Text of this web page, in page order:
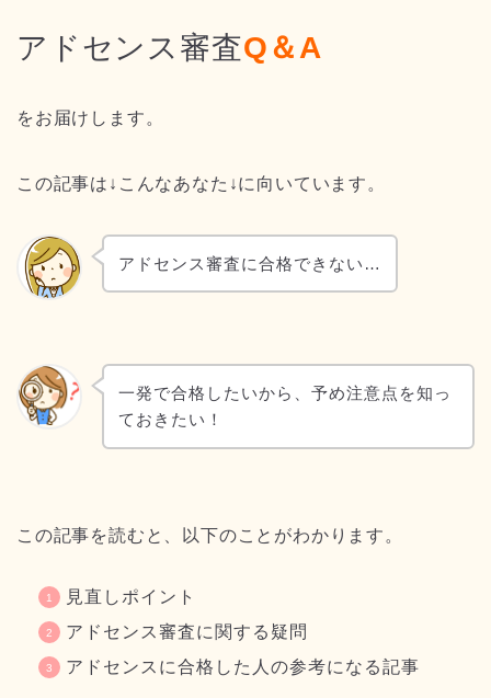
アドセンス審査Q＆A
をお届けします。
この記事は↓こんなあなた↓に向いています。
アドセンス審査に合格できない…
一発で合格したいから、予め注意点を知っ
ておきたい！
この記事を読むと、以下のことがわかります。
見直しポイント
アドセンス審査に関する疑問
アドセンスに合格した人の参考になる記事